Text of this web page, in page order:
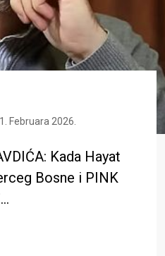
1. Februara 2026.
Kada Hayat
Bosne i PINK